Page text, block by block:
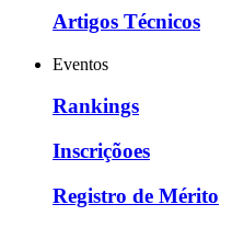
Artigos Técnicos
Eventos
Rankings
Inscriçõoes
Registro de Mérito